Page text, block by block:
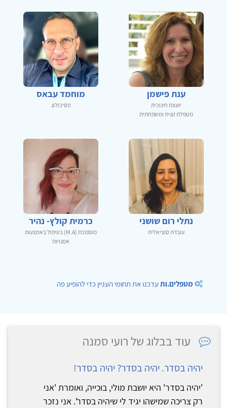
ענת פישמן
יועצת חינוכית
מטפלת זוגית ומשפחתית
מוחמד עבאס
פסיכולוג
נתלי רום שושני
עובדת סוציאלית
כרמית קולץ- נהיר
מוסמכת (M.A) בטיפול באמצעות
אמנויות
מטפלים.ותעדכנו את תחומי העניין כדי להופיע פה
עוד בבלוג של רועי סמנה
יהיה בסדר. יהיה בסדר? יהיה בסדר!
'יהיה בסדר' היא יושבת מולי, בוכייה, ואומרת 'אני
רק צריכה שמישהו יגיד לי שיהיה בסדר'. אני נזכר